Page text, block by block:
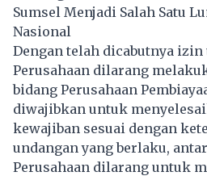
Sumsel Menjadi Salah Satu
Nasional
Dengan telah dicabutnya izin
Perusahaan dilarang
bidang Perusahaan
diwajibkan untuk
kewajiban sesuai dengan
undangan yang berlaku,
Perusahaan dilarang untuk